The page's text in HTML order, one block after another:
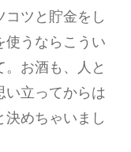
ツと貯金をし
使うならこうい
。お酒も、人と
い立ってからは
めちゃいまし